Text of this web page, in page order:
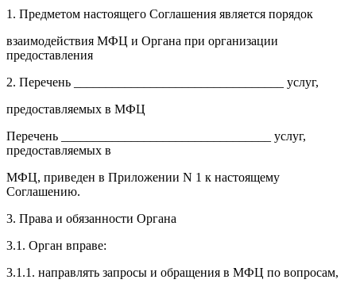
1. Предметом настоящего Соглашения является порядок
взаимодействия МФЦ и Органа при организации
предоставления
2. Перечень _________________________________ услуг,
предоставляемых в МФЦ
Перечень _________________________________ услуг,
предоставляемых в
МФЦ, приведен в Приложении N 1 к настоящему
Соглашению.
3. Права и обязанности Органа
3.1. Орган вправе:
3.1.1. направлять запросы и обращения в МФЦ по вопросам,